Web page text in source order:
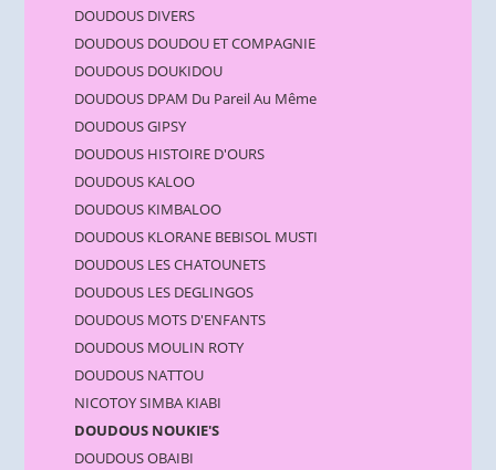
DOUDOUS DIVERS
DOUDOUS DOUDOU ET COMPAGNIE
DOUDOUS DOUKIDOU
DOUDOUS DPAM Du Pareil Au Même
DOUDOUS GIPSY
DOUDOUS HISTOIRE D'OURS
DOUDOUS KALOO
DOUDOUS KIMBALOO
DOUDOUS KLORANE BEBISOL MUSTI
DOUDOUS LES CHATOUNETS
DOUDOUS LES DEGLINGOS
DOUDOUS MOTS D'ENFANTS
DOUDOUS MOULIN ROTY
DOUDOUS NATTOU
NICOTOY SIMBA KIABI
DOUDOUS NOUKIE'S
DOUDOUS OBAIBI